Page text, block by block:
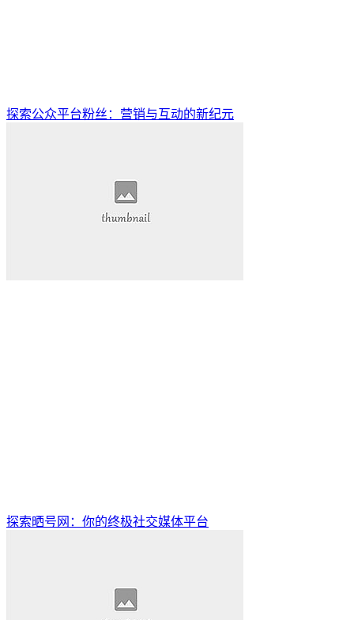
探索公众平台粉丝：营销与互动的新纪元
探索晒号网：你的终极社交媒体平台